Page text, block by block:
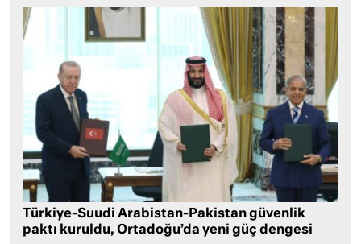
Türkiye-Suudi Arabistan-Pakistan güvenlik
paktı kuruldu, Ortadoğu’da yeni güç dengesi